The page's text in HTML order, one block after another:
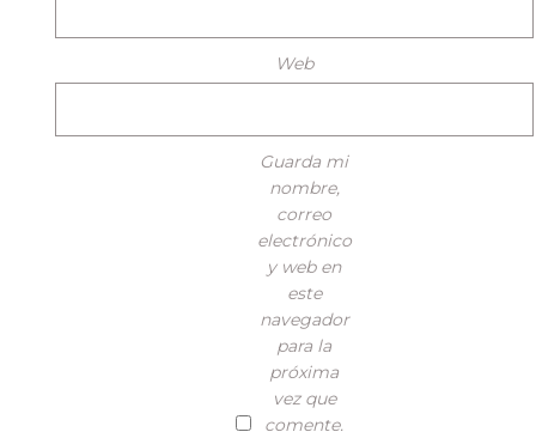
Web
Guarda mi
nombre,
correo
electrónico
y web en
este
navegador
para la
próxima
vez que
comente.